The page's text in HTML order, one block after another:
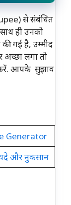
से संबंधित
ही उनको
गई है, उम्मीद
लगा तो
करें. आपके सुझाव
Generator
और नुकसान